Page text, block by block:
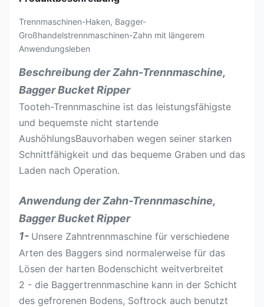
Trennmaschinen-Haken, Bagger-
Großhandelstrennmaschinen-Zahn mit längerem
Anwendungsleben
Beschreibung der Zahn-Trennmaschine,
Bagger Bucket Ripper
Tooteh-Trennmaschine ist das leistungsfähigste
und bequemste nicht startende
AushöhlungsBauvorhaben wegen seiner starken
Schnittfähigkeit und das bequeme Graben und das
Laden nach Operation.
Anwendung der Zahn-Trennmaschine,
Bagger Bucket Ripper
1- Unsere Zahntrennmaschine für verschiedene
Arten des Baggers sind normalerweise für das
Lösen der harten Bodenschicht weitverbreitet
2 - die Baggertrennmaschine kann in der Schicht
des gefrorenen Bodens, Softrock auch benutzt